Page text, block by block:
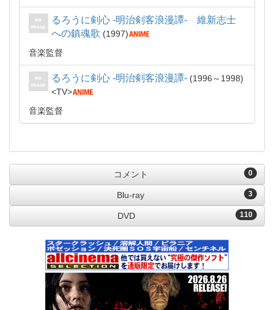
るろうに剣心 -明治剣客浪漫譚- 維新志士
への鎮魂歌
1997
音楽監督
るろうに剣心 -明治剣客浪漫譚-
1996～1998
TV
音楽監督
0
コメント
3
Blu-ray
110
DVD